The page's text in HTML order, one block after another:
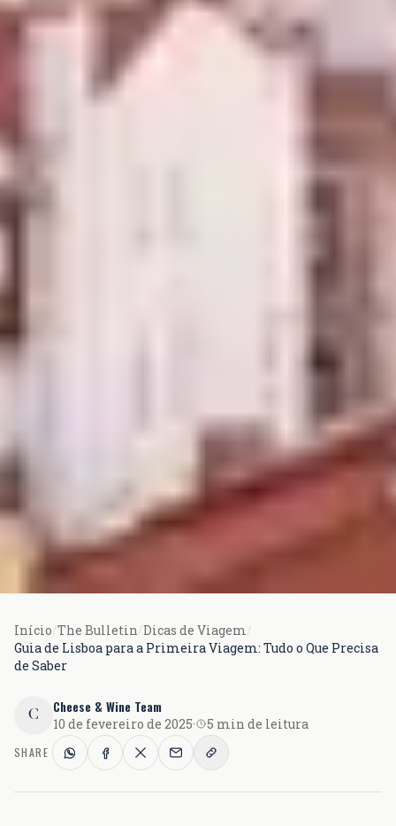
Início/The Bulletin/Dicas de Viagem /
Guia de Lisboa para a Primeira Viagem: Tudo o Que Precisa
de Saber
C Cheese & Wine Team
10 de fevereiro de 2025· 5 min de leitura
SHARE